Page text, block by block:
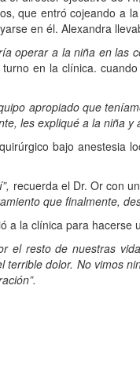
que entró cojeando a
en él. Alexandra
operar a la niña en las
en la clínica.
apropiado que
les expliqué a la niña y
bajo anestesia
recuerda el Dr. Or con
que finalmente,
a la clínica para
el resto de nuestras
dolor. No vimos